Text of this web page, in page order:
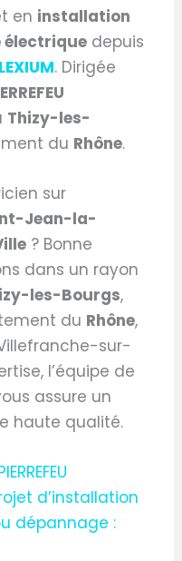
en installation
électrique depuis
. Dirigée
Thizy-les-
du Rhône.
sur
Jean-la-
? Bonne
dans un rayon
les-Bourgs,
du Rhône,
sur-
l’équipe de
assure un
haute qualité.
d’installation
dépannage :